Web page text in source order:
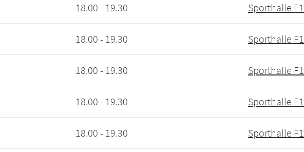
18.00 - 19.30 Sporthalle F1
18.00 - 19.30 Sporthalle F1
18.00 - 19.30 Sporthalle F1
18.00 - 19.30 Sporthalle F1
18.00 - 19.30 Sporthalle F1